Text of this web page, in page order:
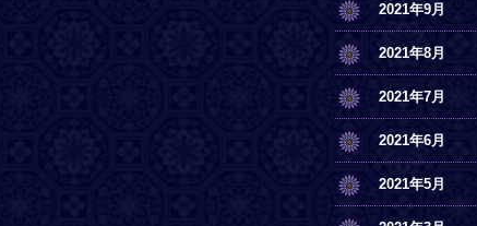
2021年9月
2021年8月
2021年7月
2021年6月
2021年5月